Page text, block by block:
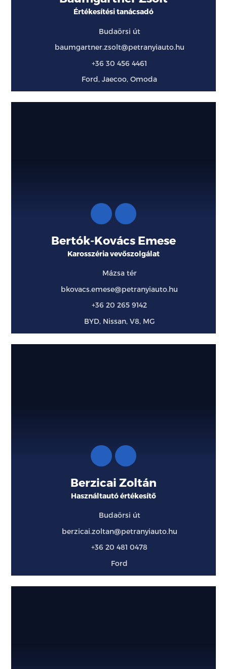
Értékesítési tanácsadó
Budaörsi út
baumgartner.zsolt@petranyiauto.hu
+36 30 456 4461
Ford, Jaecoo, Omoda
Bertók-Kovács Emese
Karosszéria vevőszolgálat
Mázsa tér
bkovacs.emese@petranyiauto.hu
+36 20 265 9142
BYD, Nissan, V8, MG
Berzicai Zoltán
Használtautó értékesítő
Budaörsi út
berzicai.zoltan@petranyiauto.hu
+36 20 481 0478
Ford